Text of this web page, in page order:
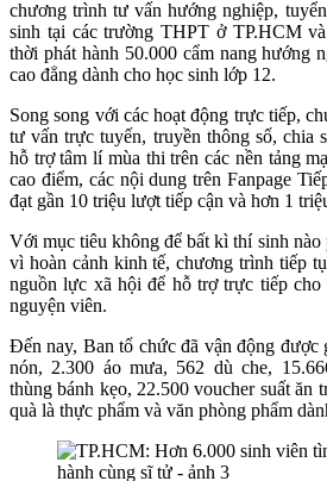
chương trình tư vấn hướng nghiệp,
sinh tại các trường THPT ở TP.HCM
thời phát hành 50.000 cẩm nang hướng
cao đẳng dành cho học sinh lớp 12.
Song song với các hoạt động trực tiếp,
tư vấn trực tuyến, truyền thông số, chia
hỗ trợ tâm lí mùa thi trên các nền tảng
cao điểm, các nội dung trên Fanpage
đạt gần 10 triệu lượt tiếp cận và hơn 1
Với mục tiêu không để bất kì thí sinh
vì hoàn cảnh kinh tế, chương trình tiếp
nguồn lực xã hội để hỗ trợ trực tiếp
nguyện viên.
Đến nay, Ban tổ chức đã vận động được
nón, 2.300 áo mưa, 562 dù che,
thùng bánh kẹo, 22.500 voucher suất ăn
quà là thực phẩm và văn phòng phẩm